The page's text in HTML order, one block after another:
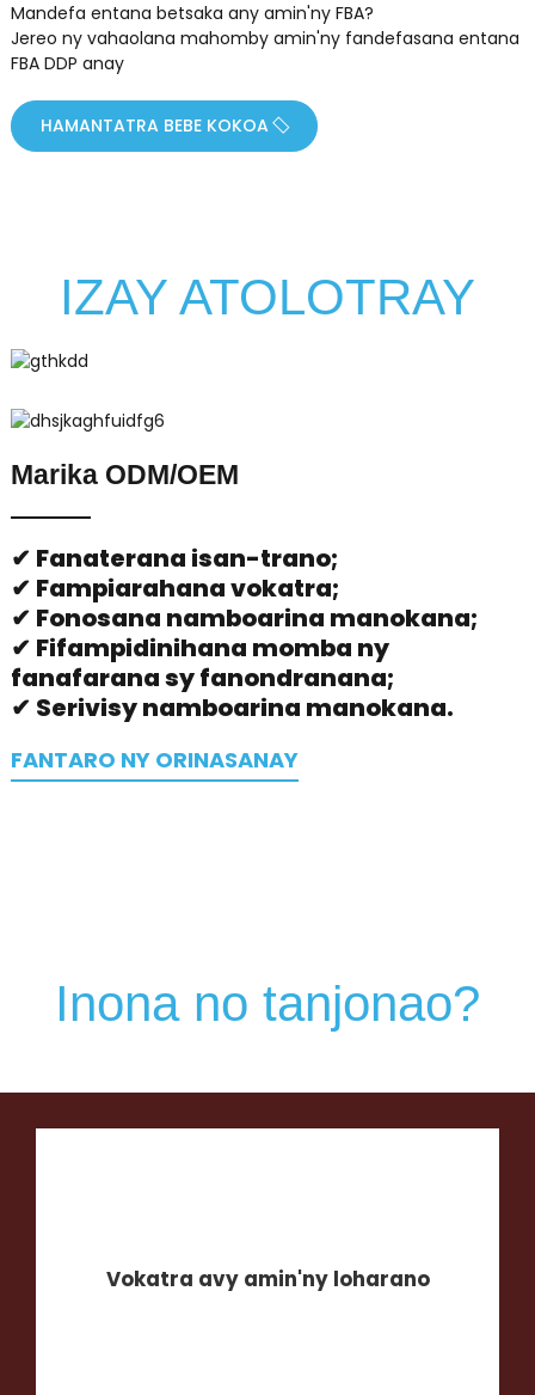
Mandefa entana betsaka any amin'ny FBA?
Jereo ny vahaolana mahomby amin'ny fandefasana entana
FBA DDP anay
HAMANTATRA BEBE KOKOA
IZAY ATOLOTRAY
Marika ODM/OEM
✔ Fanaterana isan-trano;
✔ Fampiarahana vokatra;
✔ Fonosana namboarina manokana;
✔ Fifampidinihana momba ny
fanafarana sy fanondranana;
✔ Serivisy namboarina manokana.
FANTARO NY ORINASANAY
Inona no tanjonao?
Vokatra avy amin'ny loharano